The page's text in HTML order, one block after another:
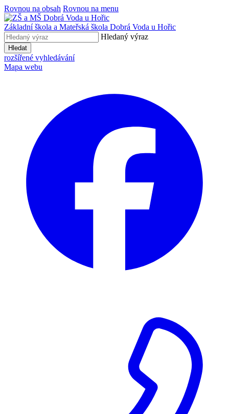
Rovnou na obsah Rovnou na menu
Základní škola a Mateřská škola Dobrá Voda u Hořic
Hledaný výraz
Hledat
rozšířené vyhledávání
Mapa webu